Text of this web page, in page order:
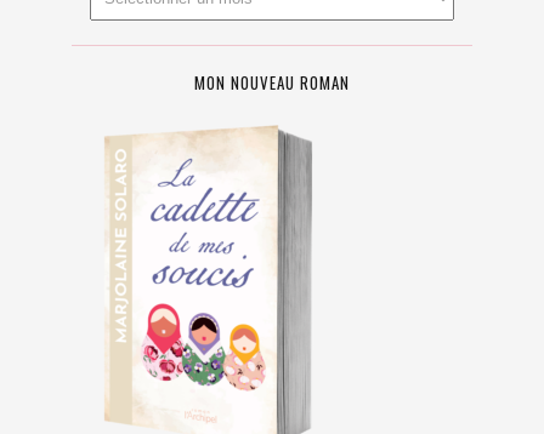
MON NOUVEAU ROMAN